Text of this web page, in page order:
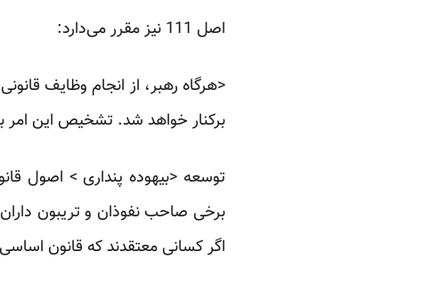
اصل 111 نیز مقرر می‌دارد:
<‌هرگاه رهبر، از انجام وظایف
برکنار خواهد شد. تشخیص این
توسعه <بیهوده‌ پنداری > اصول
برخی صاحب‌ نفوذان و تریبون‌
اگر کسانی معتقدند که قانون